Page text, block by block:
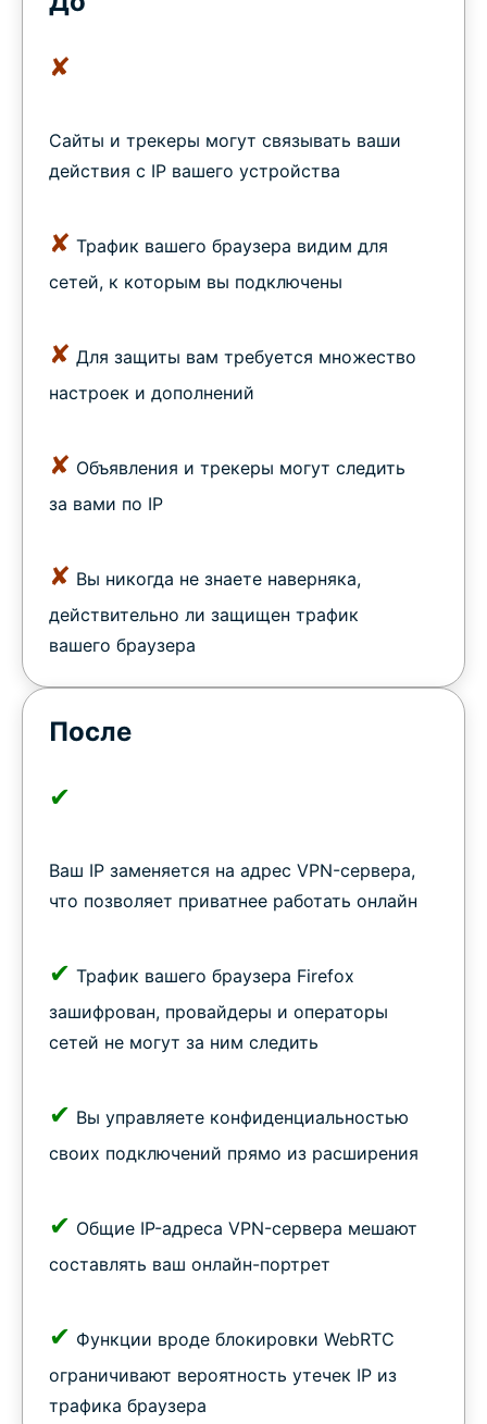
✘
Сайты и трекеры могут связывать ваши
действия с IP вашего устройства
✘ Трафик вашего браузера видим для
сетей, к которым вы подключены
✘ Для защиты вам требуется множество
настроек и дополнений
✘ Объявления и трекеры могут следить
за вами по IP
✘ Вы никогда не знаете наверняка,
действительно ли защищен трафик
вашего браузера
После
✔
Ваш IP заменяется на адрес VPN-сервера,
что позволяет приватнее работать онлайн
✔ Трафик вашего браузера Firefox
зашифрован, провайдеры и операторы
сетей не могут за ним следить
✔ Вы управляете конфиденциальностью
своих подключений прямо из расширения
✔ Общие IP-адреса VPN-сервера мешают
составлять ваш онлайн-портрет
✔ Функции вроде блокировки WebRTC
ограничивают вероятность утечек IP из
трафика браузера